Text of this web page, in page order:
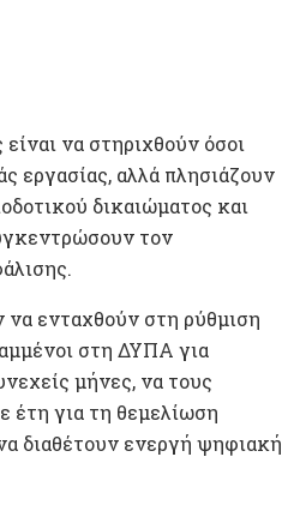
να στηριχθούν όσοι
εργασίας, αλλά πλησιάζουν
δικαιώματος και
τον
να ενταχθούν στη ρύθμιση
στη ΔΥΠΑ για
μήνες, να τους
έτη για τη θεμελίωση
διαθέτουν ενεργή ψηφιακή